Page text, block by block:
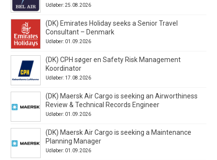
Udløber: 25.08.2026
(DK) Emirates Holiday seeks a Senior Travel
Consultant – Denmark
Udløber: 01.09.2026
(DK) CPH søger en Safety Risk Management
Koordinator
Udløber: 17.08.2026
(DK) Maersk Air Cargo is seeking an Airworthiness
Review & Technical Records Engineer
Udløber: 01.09.2026
(DK) Maersk Air Cargo is seeking a Maintenance
Planning Manager
Udløber: 01.09.2026